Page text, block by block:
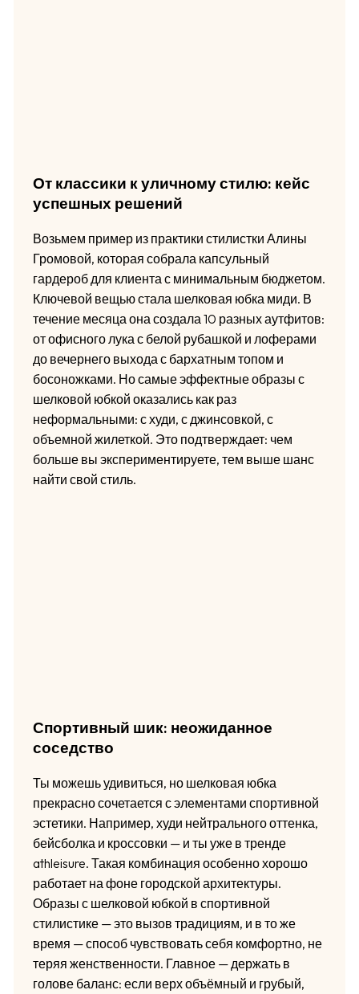
От классики к уличному стилю: кейс
успешных решений
Возьмем пример из практики стилистки Алины
Громовой, которая собрала капсульный
гардероб для клиента с минимальным бюджетом.
Ключевой вещью стала шелковая юбка миди. В
течение месяца она создала 10 разных аутфитов:
от офисного лука с белой рубашкой и лоферами
до вечернего выхода с бархатным топом и
босоножками. Но самые эффектные образы с
шелковой юбкой оказались как раз
неформальными: с худи, с джинсовкой, с
объемной жилеткой. Это подтверждает: чем
больше вы экспериментируете, тем выше шанс
найти свой стиль.
Спортивный шик: неожиданное
соседство
Ты можешь удивиться, но шелковая юбка
прекрасно сочетается с элементами спортивной
эстетики. Например, худи нейтрального оттенка,
бейсболка и кроссовки — и ты уже в тренде
athleisure. Такая комбинация особенно хорошо
работает на фоне городской архитектуры.
Образы с шелковой юбкой в спортивной
стилистике — это вызов традициям, и в то же
время — способ чувствовать себя комфортно, не
теряя женственности. Главное — держать в
голове баланс: если верх объёмный и грубый,